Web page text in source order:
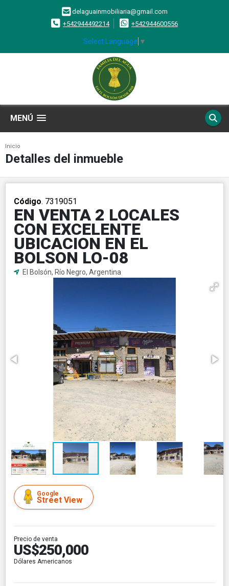
delaguainmobiliaria@gmail.com
+542944492214
+542944600556
Select Language ▼
MENÚ
Inicio
Detalles del inmueble
Código. 7319051
EN VENTA 2 LOCALES
CON EXCELENTE
UBICACION EN EL
BOLSON LO-08
El Bolsón, Río Negro, Argentina
Google
Street View
Precio de venta
US$250,000
Dólares Americanos